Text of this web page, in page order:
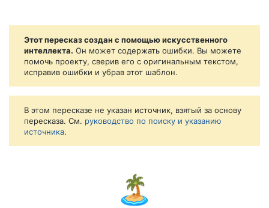
Этот пересказ создан с помощью искусственного
интеллекта. Он может содержать ошибки. Вы можете
помочь проекту, сверив его с оригинальным текстом,
исправив ошибки и убрав этот шаблон.
В этом пересказе не указан источник, взятый за основу
пересказа. См. руководство по поиску и указанию
источника.
🏝️